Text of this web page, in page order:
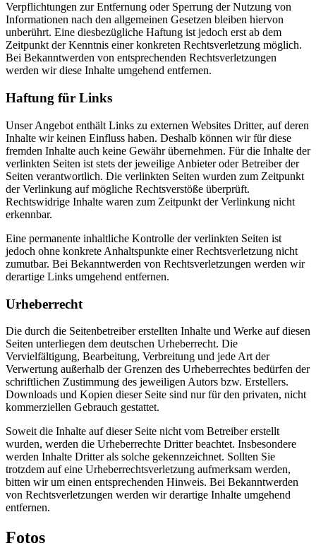
Verpflichtungen zur Entfernung oder Sperrung der Nutzung von
Informationen nach den allgemeinen Gesetzen bleiben hiervon
unberührt. Eine diesbezügliche Haftung ist jedoch erst ab dem
Zeitpunkt der Kenntnis einer konkreten Rechtsverletzung möglich.
Bei Bekanntwerden von entsprechenden Rechtsverletzungen
werden wir diese Inhalte umgehend entfernen.
Haftung für Links
Unser Angebot enthält Links zu externen Websites Dritter, auf deren
Inhalte wir keinen Einfluss haben. Deshalb können wir für diese
fremden Inhalte auch keine Gewähr übernehmen. Für die Inhalte der
verlinkten Seiten ist stets der jeweilige Anbieter oder Betreiber der
Seiten verantwortlich. Die verlinkten Seiten wurden zum Zeitpunkt
der Verlinkung auf mögliche Rechtsverstöße überprüft.
Rechtswidrige Inhalte waren zum Zeitpunkt der Verlinkung nicht
erkennbar.
Eine permanente inhaltliche Kontrolle der verlinkten Seiten ist
jedoch ohne konkrete Anhaltspunkte einer Rechtsverletzung nicht
zumutbar. Bei Bekanntwerden von Rechtsverletzungen werden wir
derartige Links umgehend entfernen.
Urheberrecht
Die durch die Seitenbetreiber erstellten Inhalte und Werke auf diesen
Seiten unterliegen dem deutschen Urheberrecht. Die
Vervielfältigung, Bearbeitung, Verbreitung und jede Art der
Verwertung außerhalb der Grenzen des Urheberrechtes bedürfen der
schriftlichen Zustimmung des jeweiligen Autors bzw. Erstellers.
Downloads und Kopien dieser Seite sind nur für den privaten, nicht
kommerziellen Gebrauch gestattet.
Soweit die Inhalte auf dieser Seite nicht vom Betreiber erstellt
wurden, werden die Urheberrechte Dritter beachtet. Insbesondere
werden Inhalte Dritter als solche gekennzeichnet. Sollten Sie
trotzdem auf eine Urheberrechtsverletzung aufmerksam werden,
bitten wir um einen entsprechenden Hinweis. Bei Bekanntwerden
von Rechtsverletzungen werden wir derartige Inhalte umgehend
entfernen.
Fotos